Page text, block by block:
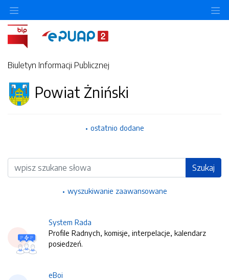
Biuletyn Informacji Publicznej
Powiat Żniński
ostatnio dodane
Wyszukiwarka Szukaj
wyszukiwanie zaawansowane
System Rada
Profile Radnych, komisje, interpelacje, kalendarz
posiedzeń.
eBoi